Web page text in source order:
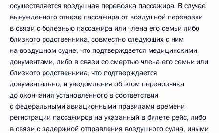
осуществляется воздушная перевозка пассажира. В случае
вынужденного отказа пассажира от воздушной перевозки
в связи с болезнью пассажира или члена его семьи либо
близкого родственника, совместно следующих с ним
на воздушном судне, что подтверждается медицинскими
документами, либо в связи со смертью члена его семьи или
близкого родственника, что подтверждается
документально, и уведомления об этом перевозчика
до окончания установленного в соответствии
с федеральными авиационными правилами времени
регистрации пассажиров на указанный в билете рейс, либо
в связи с задержкой отправления воздушного судна, иными